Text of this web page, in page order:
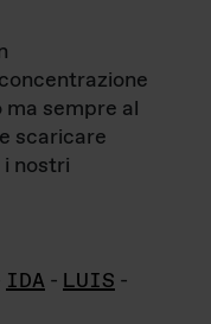
ma sempre al
scaricare
nostri
IDA - LUIS -